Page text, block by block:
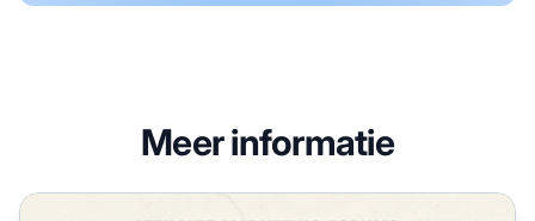
Meer informatie
Waarom deelnemen aan affiliate marketing-forums?